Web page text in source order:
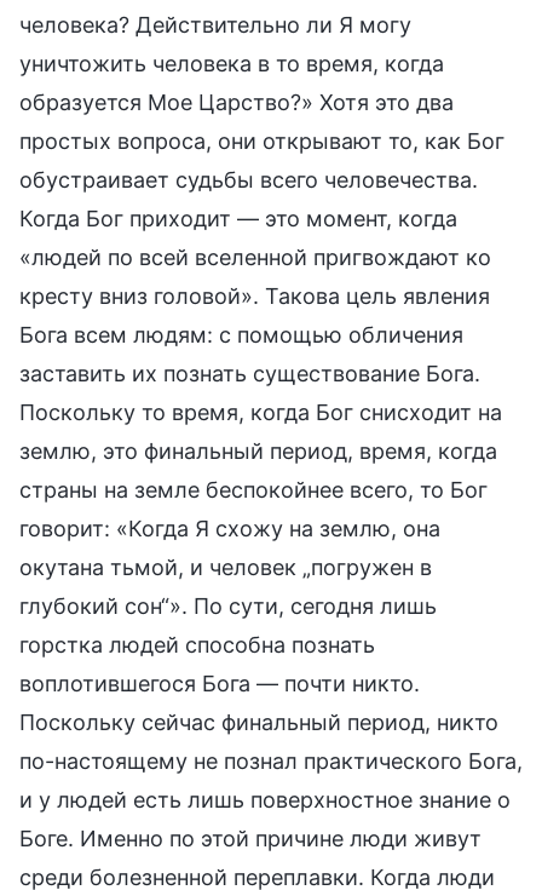
человека? Действительно ли Я могу
уничтожить человека в то время, когда
образуется Мое Царство?» Хотя это два
простых вопроса, они открывают то, как Бог
обустраивает судьбы всего человечества.
Когда Бог приходит — это момент, когда
«людей по всей вселенной пригвождают ко
кресту вниз головой». Такова цель явления
Бога всем людям: с помощью обличения
заставить их познать существование Бога.
Поскольку то время, когда Бог снисходит на
землю, это финальный период, время, когда
страны на земле беспокойнее всего, то Бог
говорит: «Когда Я схожу на землю, она
окутана тьмой, и человек „погружен в
глубокий сон“». По сути, сегодня лишь
горстка людей способна познать
воплотившегося Бога — почти никто.
Поскольку сейчас финальный период, никто
по-настоящему не познал практического Бога,
и у людей есть лишь поверхностное знание о
Боге. Именно по этой причине люди живут
среди болезненной переплавки. Когда люди